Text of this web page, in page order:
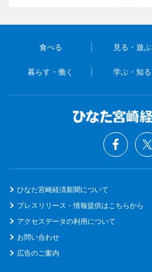
食べる 見る・遊ぶ
暮らす・働く 学ぶ・知る
ひなた宮崎経済新聞について
プレスリリース・情報提供はこちらから
アクセスデータの利用について
お問い合わせ
広告のご案内